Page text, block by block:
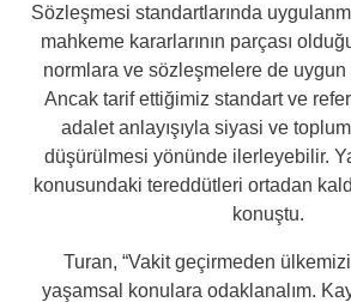
Sözleşmesi standartlarında
mahkeme kararlarının parçası
normlara ve sözleşmelere de uygun
Ancak tarif ettiğimiz standart ve
adalet anlayışıyla siyasi ve
düşürülmesi yönünde ilerleyebilir.
konusundaki tereddütleri ortadan
konuştu.
Turan, “Vakit geçirmeden
yaşamsal konulara odaklanalım.